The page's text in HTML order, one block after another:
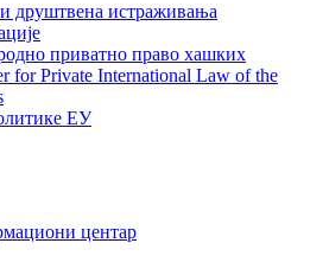
друштвена истраживања
приватно право хашких
for Private International Law of the
ЕУ
центар